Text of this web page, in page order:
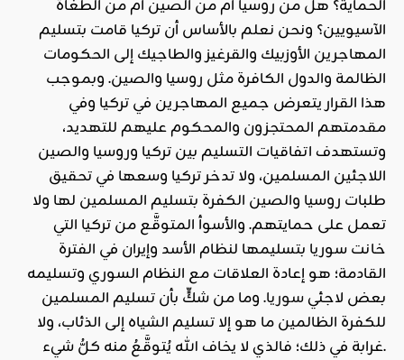
الحماية؟ هل من روسيا أم من الصين أم من الطغاة
الآسيويين؟ ونحن نعلم بالأساس أن تركيا قامت بتسليم
المهاجرين الأوزبيك والقرغيز والطاجيك إلى الحكومات
الظالمة والدول الكافرة مثل روسيا والصين. وبموجب
هذا القرار يتعرض جميع المهاجرين في تركيا وفي
مقدمتهم المحتجزون والمحكوم عليهم للتهديد،
وتستهدف اتفاقيات التسليم بين تركيا وروسيا والصين
اللاجئين المسلمين، ولا تدخر تركيا وسعها في تحقيق
طلبات روسيا والصين الكفرة بتسليم المسلمين لها ولا
تعمل على حمايتهم. والأسوأ المتوقَّع من تركيا التي
خانت سوريا بتسليمها لنظام الأسد وإيران في الفترة
القادمة؛ هو إعادة العلاقات مع النظام السوري وتسليمه
بعض لاجئيسوريا. وما من شكٍّ بأن تسليم المسلمين
للكفرة الظالمين ما هو إلا تسليم الشياه إلى الذئاب، ولا
غرابة في ذلك؛ فالذي لا يخاف الله يُتوقَّعُ منه كلُّ شيء.